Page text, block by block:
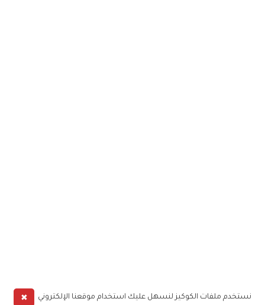
✖
نستخدم ملفات الكوكيز لنسهل عليك استخدام موقعنا الإلكتروني